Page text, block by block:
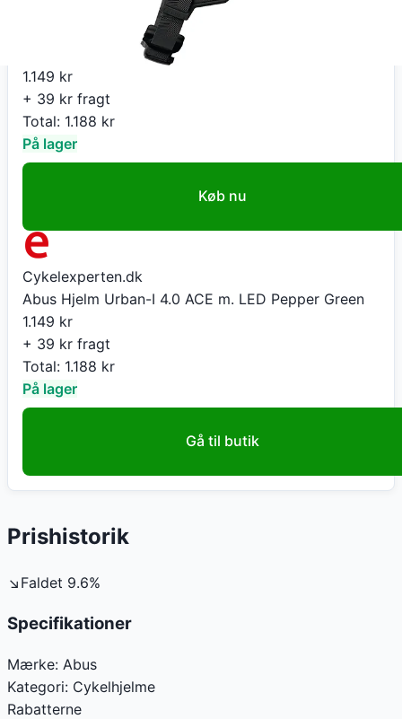
Abus Hjelm Urban-I 4.0 ACE m. LED Pepper Green
1.149 kr
+ 39 kr fragt
Total: 1.188 kr
På lager
Køb nu
Cykelexperten.dk
Abus Hjelm Urban-I 4.0 ACE m. LED Pepper Green
1.149 kr
+ 39 kr fragt
Total: 1.188 kr
På lager
Gå til butik
Prishistorik
↘ Faldet 9.6%
Specifikationer
Mærke: Abus
Kategori: Cykelhjelme
Rabatterne